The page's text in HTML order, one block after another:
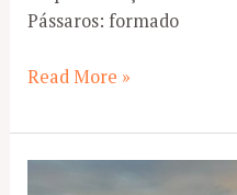
Pássaros: formado
Decorado
espaço
para
Read More »